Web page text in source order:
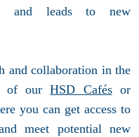
and leads to new
and collaboration in the
of ourHSD Cafésor
you can get access to
meet potential new